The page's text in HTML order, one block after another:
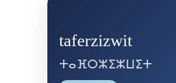
taferzizwit
ⵜⴰⴼⵔⵣⵉⵣⵡⵉⵜ